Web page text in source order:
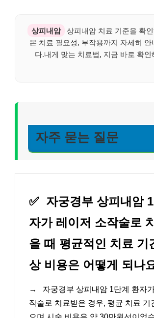
상피내암 상피내암 치료 기준을 확
몬 치료 필요성, 부작용까지 자세히 안
다.내게 맞는 치료법, 지금 바로 확인
자주 묻는 질문
✅ 자궁경부 상피내암
자가 레이저 소작술로
을 때 평균적인 치료 기
상 비용은 어떻게 되나
→
자궁경부 상피내암 1단계 환자
작술로 치료받은 경우, 평균 치료 기